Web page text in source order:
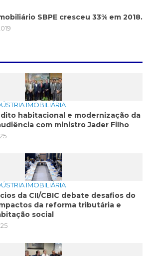
SBPE cresceu 33% em 2018.
IMOBILIÁRIA
habitacional e modernização da
com ministro Jader Filho
IMOBILIÁRIA
da CII/CBIC debate desafios do
da reforma tributária e
social